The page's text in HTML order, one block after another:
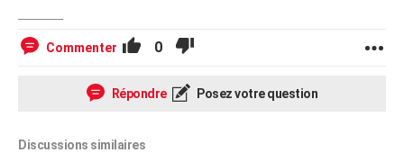
Commenter 0
Répondre Posez votre question
Discussions similaires